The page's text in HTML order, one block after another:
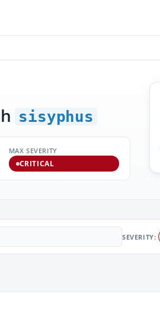
sisyphus
MAX SEVERITY
CRITICAL
SEVERITY: